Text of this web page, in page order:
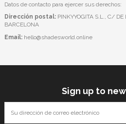
Datos de contacto para ejercer sus derechos:
Dirección postal: PINKYYOGITA S.L., C/
BARCELONA
Email: hello@shadesworld.online
Sign up to